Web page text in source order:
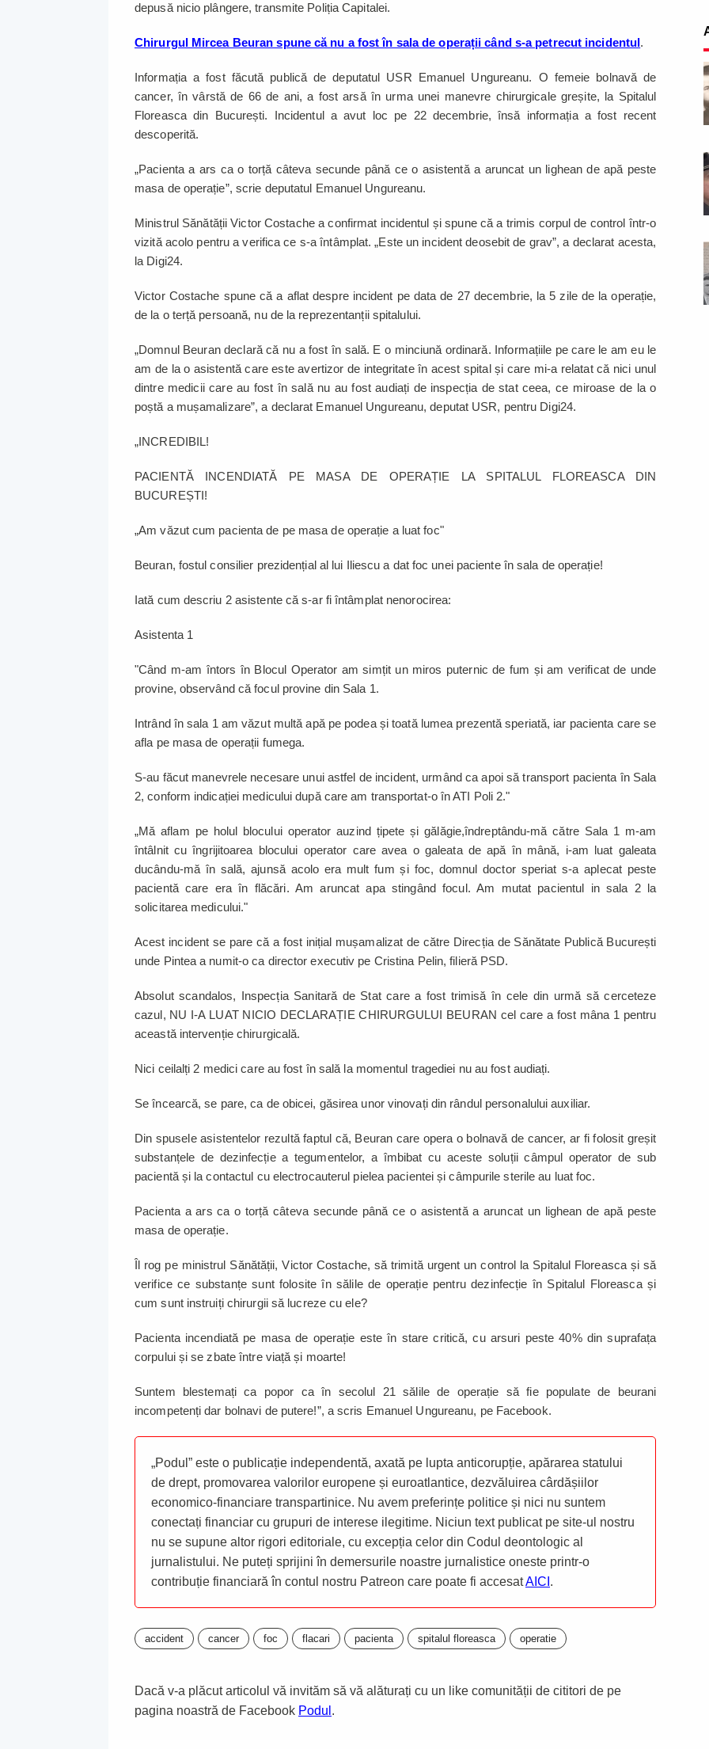
depusă nicio plângere, transmite Poliția Capitalei.
Chirurgul Mircea Beuran spune că nu a fost în sala de operații când s-a petrecut incidentul.
Informația a fost făcută publică de deputatul USR Emanuel Ungureanu. O femeie bolnavă de
cancer, în vârstă de 66 de ani, a fost arsă în urma unei manevre chirurgicale greșite, la Spitalul
Floreasca din București. Incidentul a avut loc pe 22 decembrie, însă informația a fost recent
descoperită.
„Pacienta a ars ca o torță câteva secunde până ce o asistentă a aruncat un lighean de apă peste
masa de operație”, scrie deputatul Emanuel Ungureanu.
Ministrul Sănătății Victor Costache a confirmat incidentul și spune că a trimis corpul de control într-o
vizită acolo pentru a verifica ce s-a întâmplat. „Este un incident deosebit de grav”, a declarat acesta,
la Digi24.
Victor Costache spune că a aflat despre incident pe data de 27 decembrie, la 5 zile de la operație,
de la o terță persoană, nu de la reprezentanții spitalului.
„Domnul Beuran declară că nu a fost în sală. E o minciună ordinară. Informațiile pe care le am eu le
am de la o asistentă care este avertizor de integritate în acest spital și care mi-a relatat că nici unul
dintre medicii care au fost în sală nu au fost audiați de inspecția de stat ceea, ce miroase de la o
poștă a mușamalizare”, a declarat Emanuel Ungureanu, deputat USR, pentru Digi24.
„INCREDIBIL!
PACIENTĂ INCENDIATĂ PE MASA DE OPERAȚIE LA SPITALUL FLOREASCA DIN
BUCUREȘTI!
„Am văzut cum pacienta de pe masa de operație a luat foc"
Beuran, fostul consilier prezidențial al lui Iliescu a dat foc unei paciente în sala de operație!
Iată cum descriu 2 asistente că s-ar fi întâmplat nenorocirea:
Asistenta 1
"Când m-am întors în Blocul Operator am simțit un miros puternic de fum și am verificat de unde
provine, observând că focul provine din Sala 1.
Intrând în sala 1 am văzut multă apă pe podea și toată lumea prezentă speriată, iar pacienta care se
afla pe masa de operații fumega.
S-au făcut manevrele necesare unui astfel de incident, urmând ca apoi să transport pacienta în Sala
2, conform indicației medicului după care am transportat-o în ATI Poli 2."
„Mă aflam pe holul blocului operator auzind țipete și gălăgie,îndreptându-mă către Sala 1 m-am
întâlnit cu îngrijitoarea blocului operator care avea o galeata de apă în mână, i-am luat galeata
ducându-mă în sală, ajunsă acolo era mult fum și foc, domnul doctor speriat s-a aplecat peste
pacientă care era în flăcări. Am aruncat apa stingând focul. Am mutat pacientul in sala 2 la
solicitarea medicului."
Acest incident se pare că a fost inițial mușamalizat de către Direcția de Sănătate Publică București
unde Pintea a numit-o ca director executiv pe Cristina Pelin, filieră PSD.
Absolut scandalos, Inspecția Sanitară de Stat care a fost trimisă în cele din urmă să cerceteze
cazul, NU I-A LUAT NICIO DECLARAȚIE CHIRURGULUI BEURAN cel care a fost mâna 1 pentru
această intervenție chirurgicală.
Nici ceilalți 2 medici care au fost în sală la momentul tragediei nu au fost audiați.
Se încearcă, se pare, ca de obicei, găsirea unor vinovați din rândul personalului auxiliar.
Din spusele asistentelor rezultă faptul că, Beuran care opera o bolnavă de cancer, ar fi folosit greșit
substanțele de dezinfecție a tegumentelor, a îmbibat cu aceste soluții câmpul operator de sub
pacientă și la contactul cu electrocauterul pielea pacientei și câmpurile sterile au luat foc.
Pacienta a ars ca o torță câteva secunde până ce o asistentă a aruncat un lighean de apă peste
masa de operație.
Îl rog pe ministrul Sănătății, Victor Costache, să trimită urgent un control la Spitalul Floreasca și să
verifice ce substanțe sunt folosite în sălile de operație pentru dezinfecție în Spitalul Floreasca și
cum sunt instruiți chirurgii să lucreze cu ele?
Pacienta incendiată pe masa de operație este în stare critică, cu arsuri peste 40% din suprafața
corpului și se zbate între viață și moarte!
Suntem blestemați ca popor ca în secolul 21 sălile de operație să fie populate de beurani
incompetenți dar bolnavi de putere!”, a scris Emanuel Ungureanu, pe Facebook.
„Podul” este o publicație independentă, axată pe lupta anticorupție, apărarea statului
de drept, promovarea valorilor europene și euroatlantice, dezvăluirea cârdășiilor
economico-financiare transpartinice. Nu avem preferințe politice și nici nu suntem
conectați financiar cu grupuri de interese ilegitime. Niciun text publicat pe site-ul nostru
nu se supune altor rigori editoriale, cu excepția celor din Codul deontologic al
jurnalistului. Ne puteți sprijini în demersurile noastre jurnalistice oneste printr-o
contribuție financiară în contul nostru Patreon care poate fi accesatAICI .
accident cancer foc flacari pacienta spitalul floreasca operatie
Dacă v-a plăcut articolul vă invităm să vă alăturați cu un like comunității de cititori de pe
pagina noastră de Facebook Podul .